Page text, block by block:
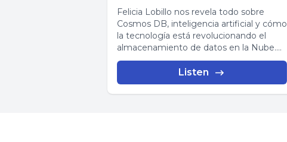
Felicia Lobillo nos revela todo sobre
Cosmos DB, inteligencia artificial y cómo
la tecnología está revolucionando el
almacenamiento de datos en la Nube.
Desde...
Listen